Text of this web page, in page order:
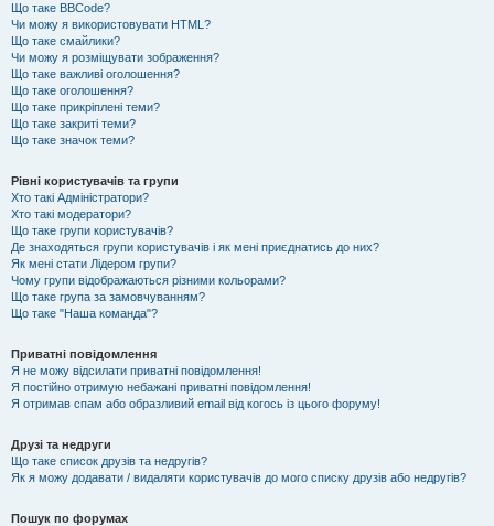
Що таке BBCode?
Чи можу я використовувати HTML?
Що таке смайлики?
Чи можу я розміщувати зображення?
Що таке важливі оголошення?
Що таке оголошення?
Що таке прикріплені теми?
Що таке закриті теми?
Що таке значок теми?
Рівні користувачів та групи
Хто такі Адміністратори?
Хто такі модератори?
Що таке групи користувачів?
Де знаходяться групи користувачів і як мені приєднатись до них?
Як мені стати Лідером групи?
Чому групи відображаються різними кольорами?
Що таке група за замовчуванням?
Що таке "Наша команда"?
Приватні повідомлення
Я не можу відсилати приватні повідомлення!
Я постійно отримую небажані приватні повідомлення!
Я отримав спам або образливий email від когось із цього форуму!
Друзі та недруги
Що таке список друзів та недругів?
Як я можу додавати / видаляти користувачів до мого списку друзів або недругів?
Пошук по форумах